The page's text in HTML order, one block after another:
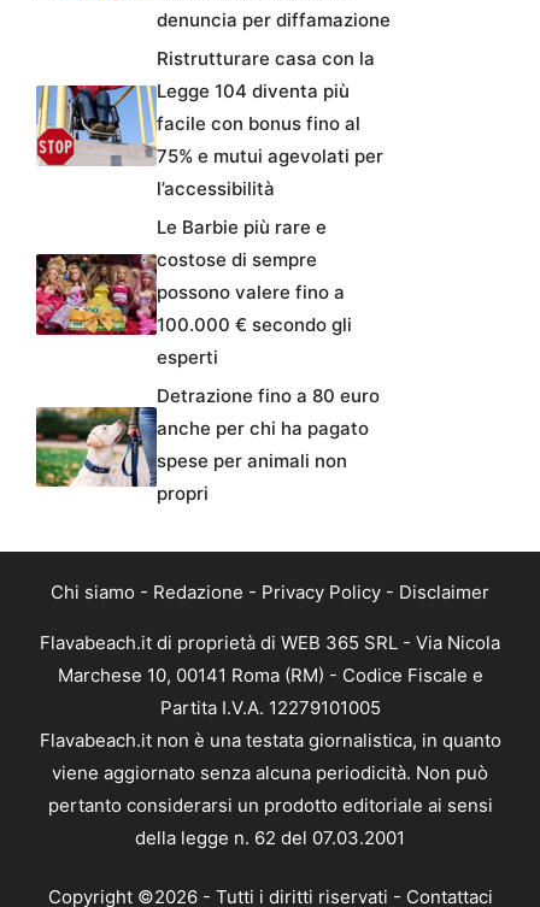
denuncia per diffamazione
Ristrutturare casa con la
Legge 104 diventa più
facile con bonus fino al
75% e mutui agevolati per
l’accessibilità
Le Barbie più rare e
costose di sempre
possono valere fino a
100.000 € secondo gli
esperti
Detrazione fino a 80 euro
anche per chi ha pagato
spese per animali non
propri
Chi siamo - Redazione - Privacy Policy - Disclaimer
Flavabeach.it di proprietà di WEB 365 SRL - Via Nicola
Marchese 10, 00141 Roma (RM) - Codice Fiscale e
Partita I.V.A. 12279101005
Flavabeach.it non è una testata giornalistica, in quanto
viene aggiornato senza alcuna periodicità. Non può
pertanto considerarsi un prodotto editoriale ai sensi
della legge n. 62 del 07.03.2001
Copyright ©2026 - Tutti i diritti riservati - Contattaci